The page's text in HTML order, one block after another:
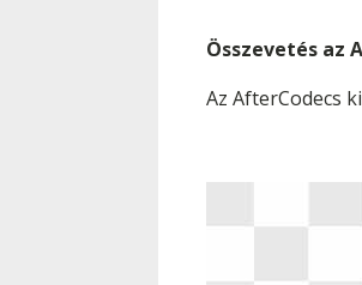
Összevetés az
Az AfterCodecs